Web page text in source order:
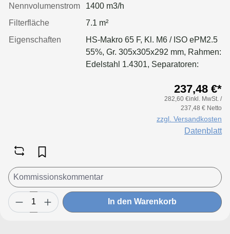
Nennvolumenstrom
1400 m3/h
Filterfläche
7.1 m²
Eigenschaften
HS-Makro 65 F, Kl. M6 / ISO ePM2.5
55%, Gr. 305x305x292 mm, Rahmen:
Edelstahl 1.4301, Separatoren:
Filter: Applikation für größere
Luftmenge, geringeren Druckverlust
237,48 €*
282,60 €inkl. MwSt. /
237,48 € Netto
zzgl. Versandkosten
Datenblatt
In den Warenkorb